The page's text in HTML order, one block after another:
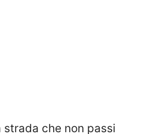
strada che non passi